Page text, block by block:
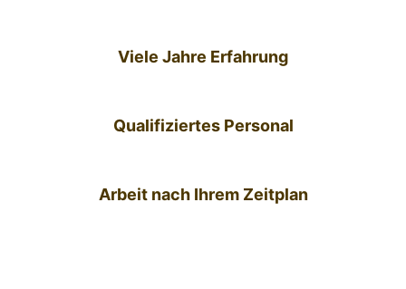
Viele Jahre Erfahrung
Qualifiziertes Personal
Arbeit nach Ihrem Zeitplan